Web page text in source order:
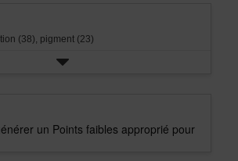
(38), pigment (23)
un Points faibles approprié pour